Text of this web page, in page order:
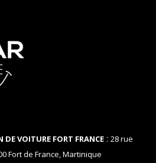
DE VOITURE FORT FRANCE: 28 rue
Fort de France, Martinique